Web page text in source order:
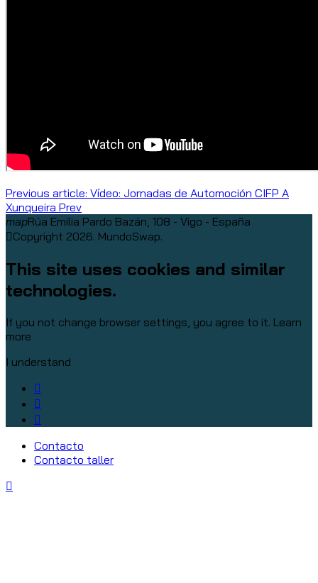
Previous article: Vídeo: Jornadas de Automoción CIFP A
Xunqueira Prev
mapRúa Emilia Pardo Bazán, 108 - Vigo - España
Copyright 2026. MundoSwap.
This site uses cookies and similar
technologies.
If you not change browser settings, you agree to it. Learn
more
I understand
Contacto
Contacto taller